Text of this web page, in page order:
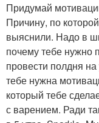
Придумай
Причину, по
выяснили. Надо в
почему тебе нужно
провести полдня
тебе нужна
который тебе
с варением. Ради